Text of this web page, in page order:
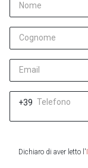
Nome
Cognome
Email
Telefono
+39
Dichiaro di aver letto l'